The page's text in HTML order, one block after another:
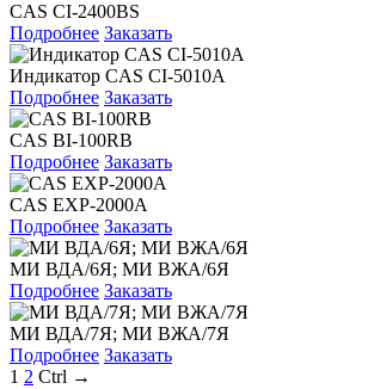
CAS CI-2400BS
Подробнее Заказать
Индикатор CAS CI-5010A
Подробнее Заказать
CAS BI-100RB
Подробнее Заказать
CAS EXP-2000A
Подробнее Заказать
МИ ВДА/6Я; МИ ВЖА/6Я
Подробнее Заказать
МИ ВДА/7Я; МИ ВЖА/7Я
Подробнее Заказать
1 2 Ctrl →